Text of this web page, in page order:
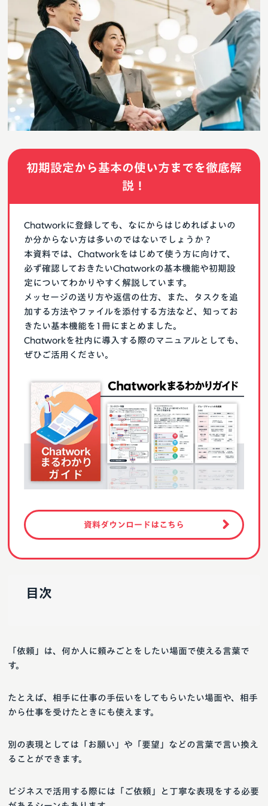
初期設定から基本の使い方までを徹底解
説！
Chatworkに登録しても、なにからはじめればよいの
か分からない方は多いのではないでしょうか？
本資料では、Chatworkをはじめて使う方に向けて、
必ず確認しておきたいChatworkの基本機能や初期設
定についてわかりやすく解説しています。
メッセージの送り方や返信の仕方、また、タスクを追
加する方法やファイルを添付する方法など、知ってお
きたい基本機能を1冊にまとめました。
Chatworkを社内に導入する際のマニュアルとしても、
ぜひご活用ください。
資料ダウンロードはこちら
目次
「依頼」は、何か人に頼みごとをしたい場面で使える言葉で
す。
たとえば、相手に仕事の手伝いをしてもらいたい場面や、相手
から仕事を受けたときにも使えます。
別の表現としては「お願い」や「要望」などの言葉で言い換え
ることができます。
ビジネスで活用する際には「ご依頼」と丁寧な表現をする必要